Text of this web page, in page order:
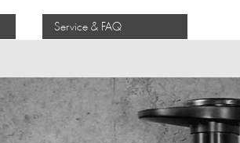
Service & FAQ